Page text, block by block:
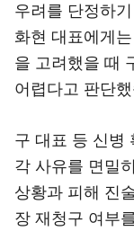
우려를 단정하
화현 대표에게
을 고려했을 때
어렵다고 판단
구 대표 등 신병
각 사유를 면밀
상황과 피해 진
장 재청구 여부